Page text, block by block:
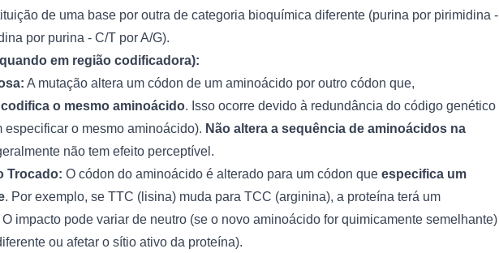
de uma base por outra de categoria bioquímica diferente (purina por pirimidina -
por purina - C/T por A/G).
em região codificadora):
A mutação altera um códon de um aminoácido por outro códon que,
codifica o mesmo aminoácido. Isso ocorre devido à redundância do código genético
especificar o mesmo aminoácido). Não altera a sequência de aminoácidos na
não tem efeito perceptível.
Trocado: O códon do aminoácido é alterado para um códon que especifica um
. Por exemplo, se TTC (lisina) muda para TCC (arginina), a proteína terá um
impacto pode variar de neutro (se o novo aminoácido for quimicamente semelhante)
ou afetar o sítio ativo da proteína).